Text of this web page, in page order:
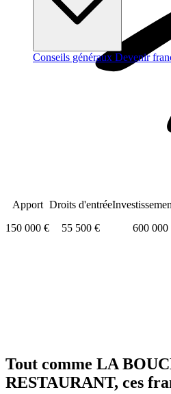
Conseils généraux Devenir
Apport
150 000 €
Droits d'entrée
55 500 €
600 000
Tout comme LA
RESTAURANT, ces